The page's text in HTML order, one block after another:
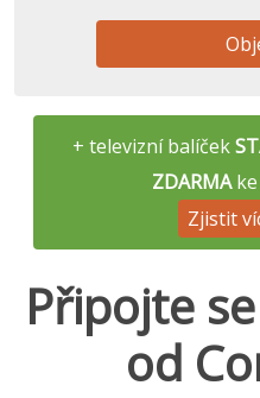
+ televizní balíček
ZDARMAke
Zjistit
Připojte
od